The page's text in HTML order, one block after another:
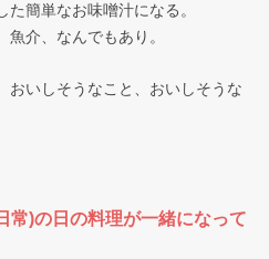
簡単なお味噌汁になる。
介、なんでもあり。
おいしそうなこと、おいしそうな
常)の日の料理が一緒になって